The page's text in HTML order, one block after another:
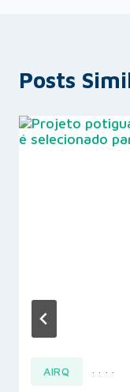
Posts
AIRQ · · · ·